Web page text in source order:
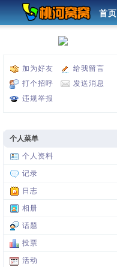
首页
加为好友
给我留言
打个招呼
发送消息
违规举报
个人菜单
个人资料
记录
日志
相册
话题
投票
活动